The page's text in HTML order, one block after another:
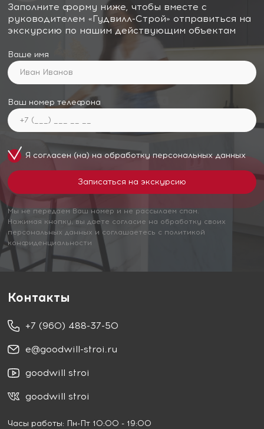
Заполните форму ниже, чтобы вместе с
руководителем «Гудвилл-Строй» отправиться на
экскурсию по нашим действующим объектам
Ваше имя
Ваш номер телефона
Я согласен (на) на обработкуперсональных данных
Мы не передаем Ваш номер и не рассылаем спам.
Нажимая кнопку, вы даете согласие на обработку своих
персональных данных и соглашаетесь с политикой
конфиденциальности
Контакты
+7 (960) 488-37-50
e@goodwill-stroi.ru
goodwill stroi
goodwill stroi
Часы работы: Пн-Пт 10:00 - 19:00